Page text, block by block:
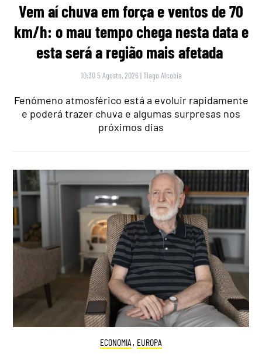
Vem aí chuva em força e ventos de 70
km/h: o mau tempo chega nesta data e
esta será a região mais afetada
10:30 5 Agosto, 2026 |Tiago Alcobia
Fenómeno atmosférico está a evoluir rapidamente
e poderá trazer chuva e algumas surpresas nos
próximos dias
ECONOMIA , EUROPA